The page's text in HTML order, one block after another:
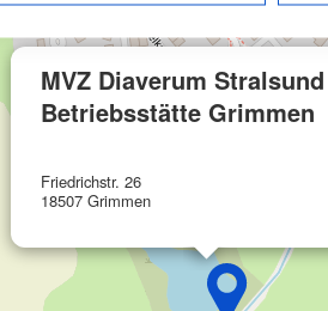
MVZ Diaverum Stralsund
Betriebsstätte Grimmen
Friedrichstr. 26
18507 Grimmen
Werbung
Werbung
von Inhalten
Inhalte